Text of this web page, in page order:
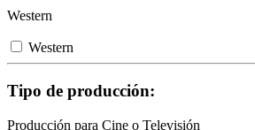
Western
Western
Tipo de producción:
Producción para Cine o Televisión